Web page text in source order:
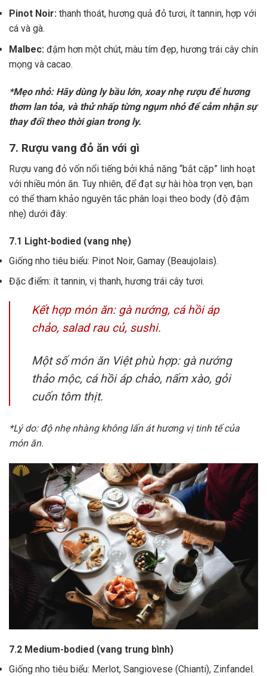
Pinot Noir: thanh thoát, hương quả đỏ tươi, ít tannin, hợp với
cá và gà.
Malbec: đậm hơn một chút, màu tím đẹp, hương trái cây chín
mọng và cacao.
*Mẹo nhỏ: Hãy dùng ly bầu lớn, xoay nhẹ rượu để hương
thơm lan tỏa, và thử nhấp từng ngụm nhỏ để cảm nhận sự
thay đổi theo thời gian trong ly.
7. Rượu vang đỏ ăn với gì
Rượu vang đỏ vốn nổi tiếng bởi khả năng “bắt cặp” linh hoạt
với nhiều món ăn. Tuy nhiên, để đạt sự hài hòa trọn vẹn, bạn
có thể tham khảo nguyên tắc phân loại theo body (độ đậm
nhẹ) dưới đây:
7.1 Light-bodied (vang nhẹ)
Giống nho tiêu biểu: Pinot Noir, Gamay (Beaujolais).
Đặc điểm: ít tannin, vị thanh, hương trái cây tươi.
Kết hợp món ăn: gà nướng, cá hồi áp
chảo, salad rau củ, sushi.
Một số món ăn Việt phù hợp: gà nướng
thảo mộc, cá hồi áp chảo, nấm xào, gỏi
cuốn tôm thịt.
*Lý do: độ nhẹ nhàng không lấn át hương vị tinh tế của
món ăn.
7.2 Medium-bodied (vang trung bình)
Giống nho tiêu biểu: Merlot, Sangiovese (Chianti), Zinfandel.